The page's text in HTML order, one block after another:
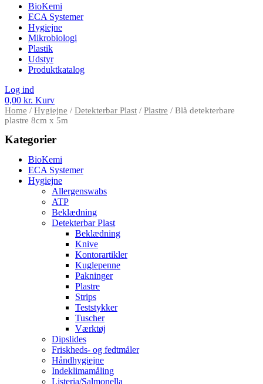
BioKemi
ECA Systemer
Hygiejne
Mikrobiologi
Plastik
Udstyr
Produktkatalog
Log ind
0,00 kr. Kurv
Home / Hygiejne / Detekterbar Plast / Plastre / Blå detekterbare
plastre 8cm x 5m
Kategorier
BioKemi
ECA Systemer
Hygiejne
Allergenswabs
ATP
Beklædning
Detekterbar Plast
Beklædning
Knive
Kontorartikler
Kuglepenne
Pakninger
Plastre
Strips
Teststykker
Tuscher
Værktøj
Dipslides
Friskheds- og fedtmåler
Håndhygiejne
Indeklimamåling
Listeria/Salmonella